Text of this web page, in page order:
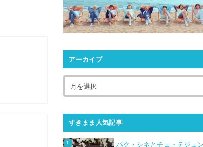
アーカイブ
すきまま人気記事
パク・シネとチェ・テジュ